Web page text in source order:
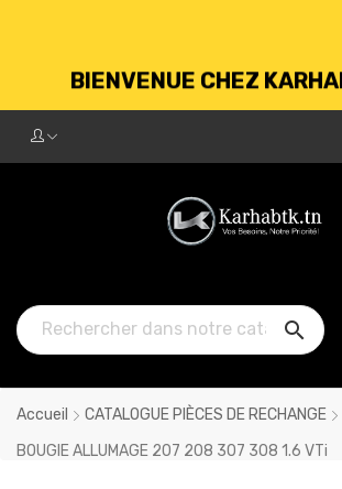
250DT D'ACHATS

Accueil CATALOGUE PIÈCES DE RECHANGE
BOUGIE ALLUMAGE 207 208 307 308 1.6 VTi